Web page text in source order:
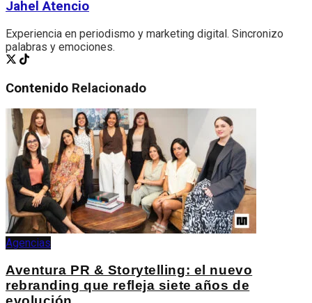
Jahel Atencio
Experiencia en periodismo y marketing digital. Sincronizo
palabras y emociones.
Contenido Relacionado
Agencias
Aventura PR & Storytelling: el nuevo
rebranding que refleja siete años de